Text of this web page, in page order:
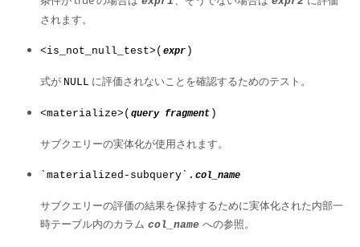
されます。
<is_not_null_test>( expr )
式が NULL に評価されないことを確認するためのテスト。
<materialize>( query fragment )
サブクエリーの実体化が使用されます。
`materialized-subquery`. col_name
サブクエリーの評価の結果を保持するために実体化された内部一
時テーブル内のカラム col_name への参照。